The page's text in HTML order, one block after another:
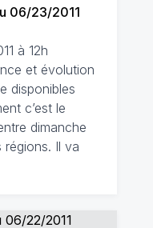
06/23/2011
à 12h
et évolution
disponibles
c’est le
dimanche
régions. Il va